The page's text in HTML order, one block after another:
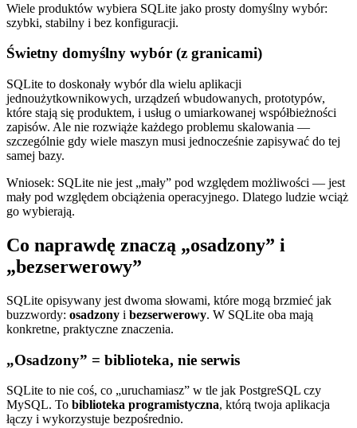
Wiele produktów wybiera SQLite jako prosty domyślny wybór:
szybki, stabilny i bez konfiguracji.
Świetny domyślny wybór (z granicami)
SQLite to doskonały wybór dla wielu aplikacji
jednoużytkownikowych, urządzeń wbudowanych, prototypów,
które stają się produktem, i usług o umiarkowanej współbieżności
zapisów. Ale nie rozwiąże każdego problemu skalowania —
szczególnie gdy wiele maszyn musi jednocześnie zapisywać do tej
samej bazy.
Wniosek: SQLite nie jest „mały” pod względem możliwości — jest
mały pod względem obciążenia operacyjnego. Dlatego ludzie wciąż
go wybierają.
Co naprawdę znaczą „osadzony” i
„bezserwerowy”
SQLite opisywany jest dwoma słowami, które mogą brzmieć jak
buzzwordy: osadzony i bezserwerowy. W SQLite oba mają
konkretne, praktyczne znaczenia.
„Osadzony” = biblioteka, nie serwis
SQLite to nie coś, co „uruchamiasz” w tle jak PostgreSQL czy
MySQL. To biblioteka programistyczna, którą twoja aplikacja
łączy i wykorzystuje bezpośrednio.